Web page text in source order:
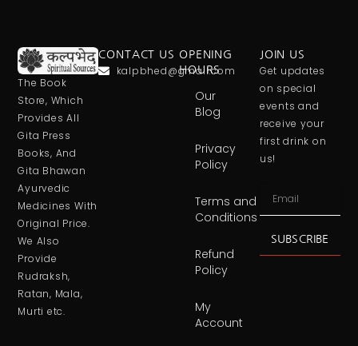
The Book
Store, Which
Provides All
Gita Press
Books, And
Gita Bhawan
Ayurvedic
Medicines With
Original Price.
We Also
Provide
Rudraksh,
Ratan, Mala,
Murti etc.
CONTACT US
kalpbhed@gmail.com
OPENING
HOURS
Our
Blog
Privacy
Policy
Terms and
Conditions
Refund
Policy
My
Account
JOIN US
Get updates
on special
events and
receive your
first drink on
us!
SUBSCRIBE